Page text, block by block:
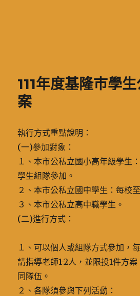
111年度基隆巿學
案
執行方式重點說明：
(一)參加對象：
１、本市公私立國小高年級學生
學生組隊參加。
２、本市公私立國中學生：每校
３、本市公私立高中職學生。
(二)進行方式：
１、可以個人或組隊方式參加，
請指導老師1-2人，並限投1件方
同隊伍。
２、各隊須參與下列活動：